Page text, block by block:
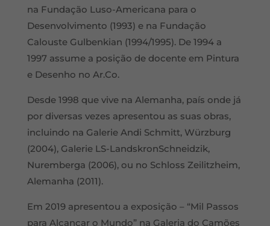
na Fundação Luso-Americana para o
Desenvolvimento (1993) e na Fundação
Calouste Gulbenkian (1994/1995). De 1994 a
1997 assume a posição de docente em Pintura
e Desenho no Ar.Co.
Desde 1998 que vive na Alemanha, país onde já
por diversas vezes apresentou as suas obras,
incluindo na Galerie Andi Schmitt, Würzburg
(2004), Galerie LS-LandskronSchneidzik,
Nuremberga (2006), ou no Schloss Zeilitzheim,
Alemanha (2011).
Em 2019 apresentou a exposição – “Mil Passos
para Alcançar o Mundo” na Galeria do Camões